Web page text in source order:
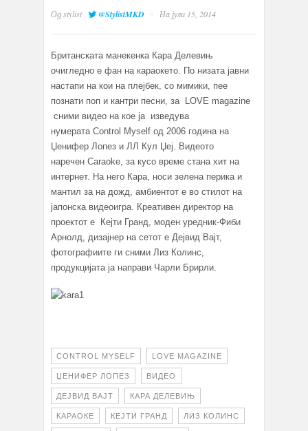
Одstylist @StylistMKD · На јули 15, 2014
Британската манекенка Кара Делевињ
очигледно е фан на караокето. По низата јавни
настапи на кои на плејбек, со мимики, пее
познати поп и кантри песни, за LOVE magazine
сними видео на кое ја изведува
нумерата Control Myself од 2006 година на
Џенифер Лопез и ЛЛ Кул Џеј. Видеото
наречен Caraoke, за кусо време стана хит на
интернет. На него Кара, носи зелена перика и
мантил за на дожд, амбиентот е во стилот на
јапонска видеоигра. Креативен директор на
проектот е Кејти Гранд, моден уредник-Фиби
Арнолд, дизајнер на сетот е Дејвид Вајт,
фотографиите ги сними Лиз Колинс,
продукцијата ја направи Чарли Брирли.
CONTROL MYSELF LOVE MAGAZINE
ЏЕНИФЕР ЛОПЕЗ ВИДЕО
ДЕЈВИД ВАЈТ КАРА ДЕЛЕВИЊ
КАРАОКЕ КЕЈТИ ГРАНД ЛИЗ КОЛИНС